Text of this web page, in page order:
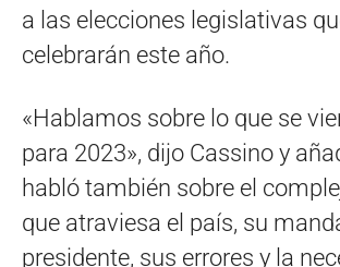
a las elecciones legislativas
celebrarán este año.
«Hablamos sobre lo que se
para 2023», dijo Cassino y
habló también sobre el
que atraviesa el país, su
presidente, sus errores y la